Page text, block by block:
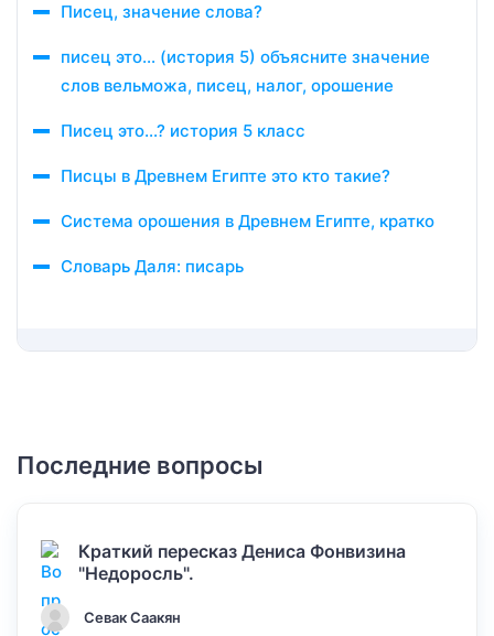
Писец, значение слова?
писец это… (история 5) объясните значение
слов вельможа, писец, налог, орошение
Писец это…? история 5 класс
Писцы в Древнем Египте это кто такие?
Система орошения в Древнем Египте, кратко
Словарь Даля: писарь
Последние вопросы
Краткий пересказ Дениса Фонвизина
"Недоросль".
Севак Саакян